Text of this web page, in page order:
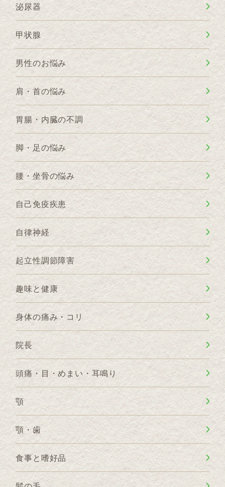
泌尿器
甲状腺
男性のお悩み
肩・首の悩み
胃腸・内臓の不調
脚・足の悩み
腰・坐骨の悩み
自己免疫疾患
自律神経
起立性調節障害
趣味と健康
身体の痛み・コリ
院長
頭痛・目・めまい・耳鳴り
顎
顎・歯
食事と嗜好品